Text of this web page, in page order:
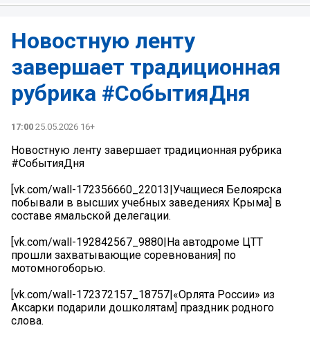
Новостную ленту
завершает традиционная
рубрика #СобытияДня
17:00 25.05.2026 16+
Новостную ленту завершает традиционная рубрика
#СобытияДня
[vk.com/wall-172356660_22013|Учащиеся Белоярска
побывали в высших учебных заведениях Крыма] в
составе ямальской делегации.
[vk.com/wall-192842567_9880|На автодроме ЦТТ
прошли захватывающие соревнования] по
мотомногоборью.
[vk.com/wall-172372157_18757|«Орлята России» из
Аксарки подарили дошколятам] праздник родного
слова.